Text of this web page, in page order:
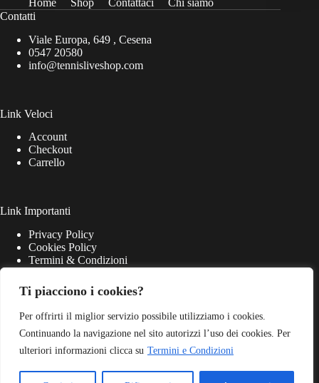
Ti piacciono i cookies?
Per offrirti il miglior servizio possibile utilizziamo i cookies.
Continuando la navigazione nel sito autorizzi l’uso dei cookies. Per
ulteriori informazioni clicca su Termini e Condizioni
Contatti
Viale Europa, 649 , Cesena
0547 20580
info@tennisliveshop.com
Link Veloci
Account
Checkout
Carrello
Link Importanti
Privacy Policy
Cookies Policy
Termini & Condizioni